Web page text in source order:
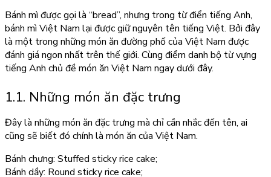
Bánh mì được gọi là “bread”, nhưng trong từ điển tiếng Anh,
bánh mì Việt Nam lại được giữ nguyên tên tiếng Việt. Bởi đây
là một trong những món ăn đường phố của Việt Nam được
đánh giá ngon nhất trên thế giới. Cùng điểm danh bộ từ vựng
tiếng Anh chủ đề món ăn Việt Nam ngay dưới đây.
1.1. Những món ăn đặc trưng
Đây là những món ăn đặc trưng mà chỉ cần nhắc đến tên, ai
cũng sẽ biết đó chính là món ăn của Việt Nam.
Bánh chưng: Stuffed sticky rice cake;
Bánh dầy: Round sticky rice cake;